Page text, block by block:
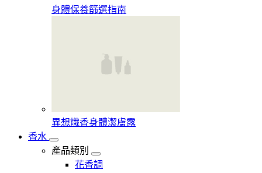
身體保養篩選指南
異想熾香身體潔膚露
香水
產品類別
花香調